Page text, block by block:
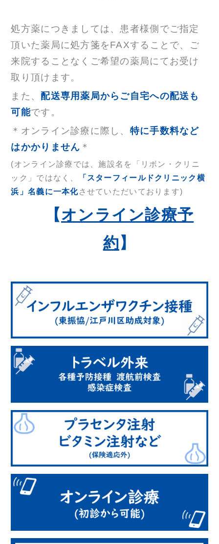
処方薬につきましては、患者様側でご指定
頂いた薬局に処方箋をFAXすることで、ご
来院することなくご希望の薬局にてお受け
取り頂けます。
また、 配送専用薬局からご自宅への配送も
可能です。
＊オンライン診療に際し、 特に手数料など
はかかりません ＊
(オンライン診療では、施設名を「リボン・クリニ
ック」ではなく、
「スターフィールドクリニック横
浜」名義に一本化させていただいております)
【オンライン診療予
約】